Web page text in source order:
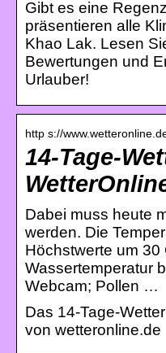
Gibt es eine
präsentieren alle
Khao Lak. Lesen
Bewertungen und
Urlauber!
http s://
14-Tage-
Dabei muss heute
werden. Die
Höchstwerte um 30
Wassertemperatur
Webcam; Pollen …
Das 14-Tage-
von wetteronline.de